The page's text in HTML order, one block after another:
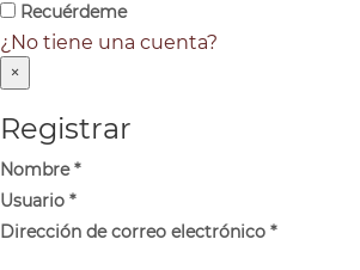
Recuérdeme
¿No tiene una cuenta?
×
Registrar
Nombre*
Usuario *
Dirección de correo electrónico *